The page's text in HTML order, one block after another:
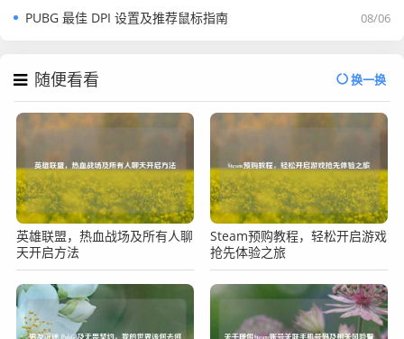
08/06
PUBG 最佳 DPI 设置及推荐鼠标指南
随便看看 换一换
英雄联盟，热血战场及所有人聊
天开启方法
Steam预购教程，轻松开启游戏
抢先体验之旅